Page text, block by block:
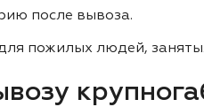
после вывоза.
пожилых людей,